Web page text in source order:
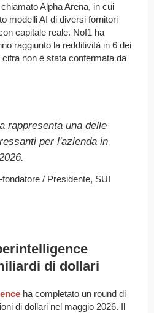
Alpha Arena, in cui
modelli AI di diversi fornitori
capitale reale. Nof1 ha
raggiunto la redditività in 6 dei
non è stata confermata da
rappresenta una delle
per l'azienda in
/ Presidente, SUI
di dollari
ha completato un round di
di dollari nel maggio 2026. Il